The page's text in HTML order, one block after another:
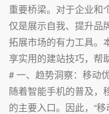
重要桥梁。对于企业和
仅是展示自我、提升品
拓展市场的有力工具。
享实用的建站技巧，帮
# 一、趋势洞察：移动
随着智能手机的普及，
的主要入口。因此，“